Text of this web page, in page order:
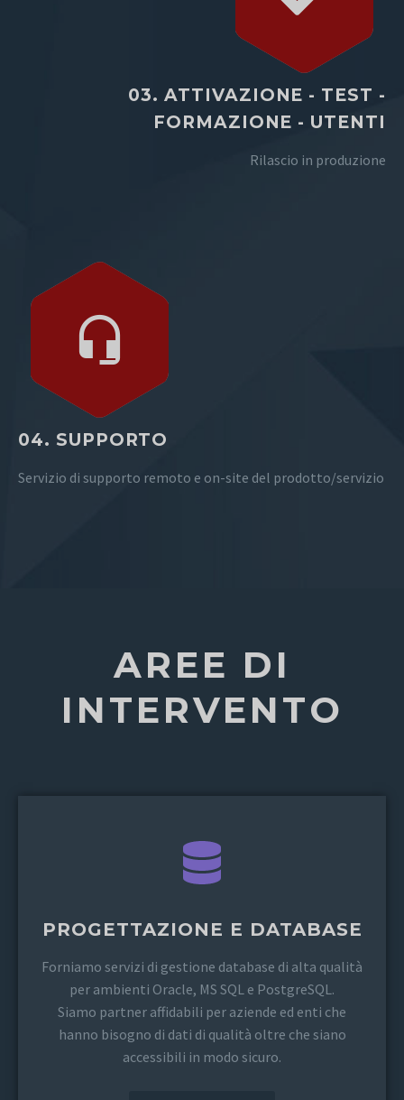
03. ATTIVAZIONE - TEST -
FORMAZIONE - UTENTI
Rilascio in produzione
04. SUPPORTO
Servizio di supporto remoto e on-site del prodotto/servizio
AREE DI
INTERVENTO
PROGETTAZIONE E DATABASE
Forniamo servizi di gestione database di alta qualità
per ambienti Oracle, MS SQL e PostgreSQL.
Siamo partner affidabili per aziende ed enti che
hanno bisogno di dati di qualità oltre che siano
accessibili in modo sicuro.